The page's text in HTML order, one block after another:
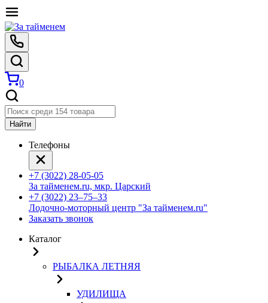
0
Найти
Телефоны
+7 (3022) 28-05-05
За тайменем.ru, мкр. Царский
+7 (3022) 23‒75‒33
Лодочно-моторный центр "За тайменем.ru"
Заказать звонок
Каталог
РЫБАЛКА ЛЕТНЯЯ
УДИЛИЩА